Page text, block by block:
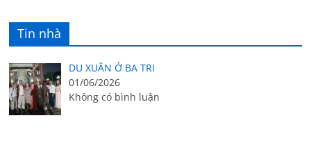
Tin nhà
DU XUÂN Ở BA TRI
01/06/2026
Không có bình luận